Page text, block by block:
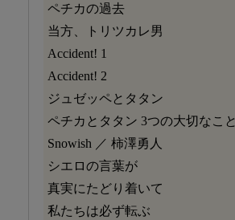
ペチカの過去
当方、トリツカレ男
Accident! 1
Accident! 2
ジュゼッペとタタン
ペチカとタタン 3つの大切なこと
Snowish ／ 柿澤勇人
シエロの言葉が
真実にたどり着いて
私たちは必ず転ぶ